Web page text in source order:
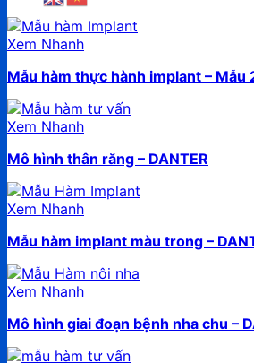
Xem Nhanh
Mẫu hàm thực hành implant – Mẫu
Xem Nhanh
Mô hình thân răng – DANTER
Xem Nhanh
Mẫu hàm implant màu trong –
Xem Nhanh
Mô hình giai đoạn bệnh nha chu –